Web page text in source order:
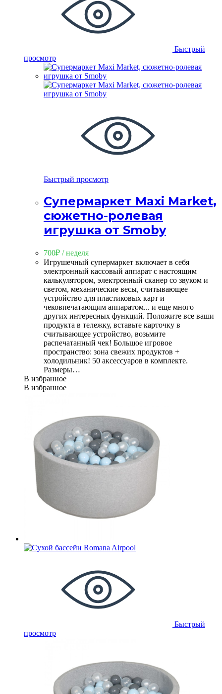
Быстрый
просмотр
Быстрый просмотр
Супермаркет Maxi Market,
сюжетно-ролевая
игрушка от Smoby
700₽ / неделя
Игрушечный супермаркет включает в себя
электронный кассовый аппарат с настоящим
калькулятором, электронный сканер со звуком и
светом, механические весы, считывающее
устройство для пластиковых карт и
чековпечатающим аппаратом... и еще много
других интересных функций. Положите все ваши
продукта в тележку, вставьте карточку в
считывающее устройство, возьмите
распечатанный чек! Большое игровое
пространство: зона свежих продуктов +
холодильник! 50 аксессуаров в комплекте.
Размеры…
В избранное
В избранное
Быстрый
просмотр